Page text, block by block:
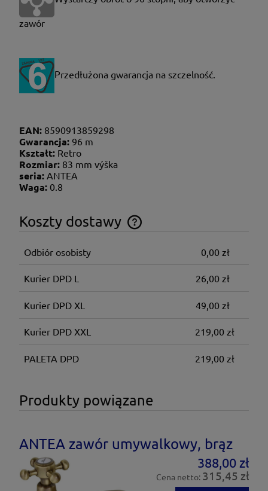
zawór
Przedłużona gwarancja na szczelność.
EAN: 8590913859298
Gwarancja: 96 m
Kształt: Retro
Rozmiar: 83 mm výška
seria: ANTEA
Waga: 0.8
Koszty dostawy
Cena nie zawiera ewentualnych kosztów płatności
Odbiór osobisty 0,00 zł
Kurier DPD L 26,00 zł
Kurier DPD XL 49,00 zł
Kurier DPD XXL 219,00 zł
PALETA DPD 219,00 zł
Produkty powiązane
ANTEA zawór umywalkowy, brąz
388,00 zł
Cena netto: 315,45 zł